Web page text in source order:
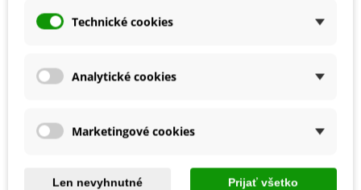
vodou. Nespotrebované klíčky je možné uchovávať
1–2
týždne v chladničke.
Pestovanie
Výrobca
Mohli byste ešte potrebovať
Technické cookies
Analytické cookies
Marketingové cookies
Len nevyhnutné Prijať všetko